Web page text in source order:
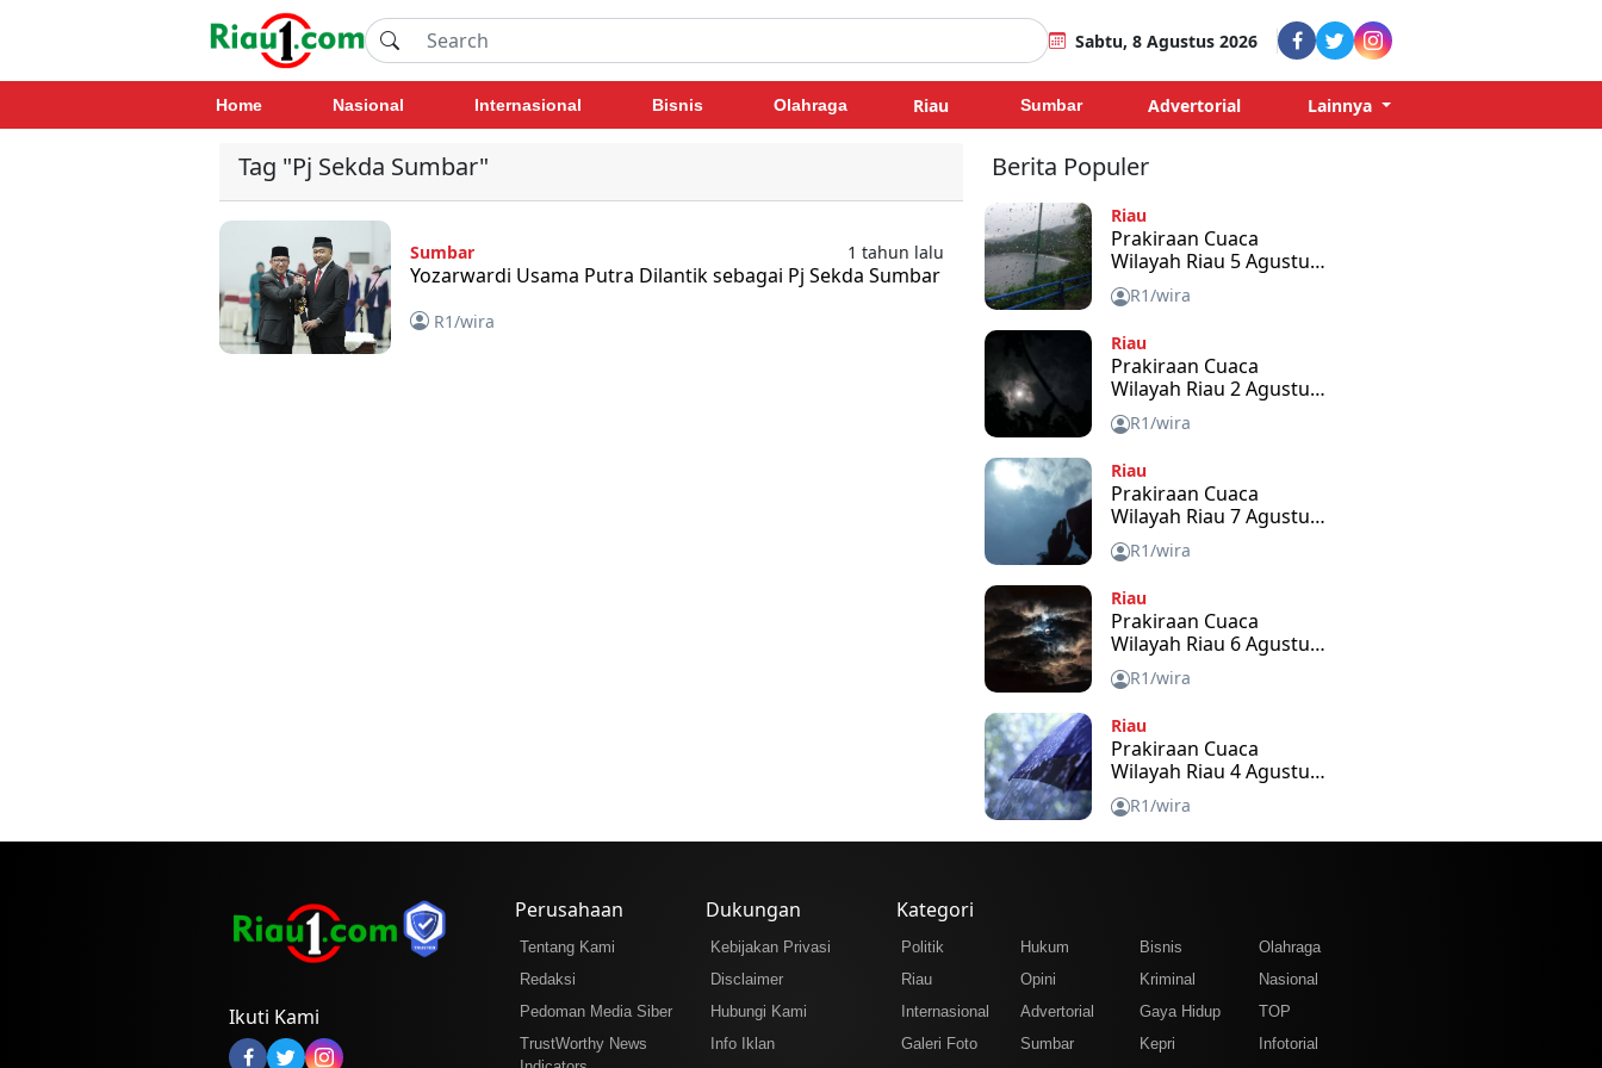
Sabtu, 8 Agustus 2026
Home Nasional Internasional Bisnis Olahraga Riau Sumbar Advertorial Lainnya
Tag "Pj Sekda Sumbar"
Sumbar 1 tahun lalu
Yozarwardi Usama Putra Dilantik sebagai Pj Sekda Sumbar
R1/wira
Berita Populer
Riau
Prakiraan Cuaca
Wilayah Riau 5 Agustus
2026R1/wira
Riau
Prakiraan Cuaca
Wilayah Riau 2 Agustus
2026R1/wira
Riau
Prakiraan Cuaca
Wilayah Riau 7 Agustus
2026R1/wira
Riau
Prakiraan Cuaca
Wilayah Riau 6 Agustus
2026R1/wira
Riau
Prakiraan Cuaca
Wilayah Riau 4 Agustus
2026R1/wira
Ikuti Kami
Perusahaan
Tentang Kami
Redaksi
Pedoman Media Siber
TrustWorthy News
Dukungan
Kebijakan Privasi
Disclaimer
Hubungi Kami
Info Iklan
Kategori
Politik Hukum Bisnis
Olahraga
Riau
Opini Kriminal
Nasional
Internasional
Advertorial Gaya Hidup
TOP
Galeri Foto
Sumbar Kepri Infotorial